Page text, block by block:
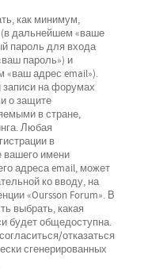
как минимум,
дальнейшем «ваше
пароль для входа
пароль») и
«ваш адрес email»).
на форумах
о защите
в стране,
Любая
в
вашего имени
адреса email, может
ко вводу, на
«Oursson Forum». В
выбрать, какая
будет общедоступна.
отказаться
сгенерированных